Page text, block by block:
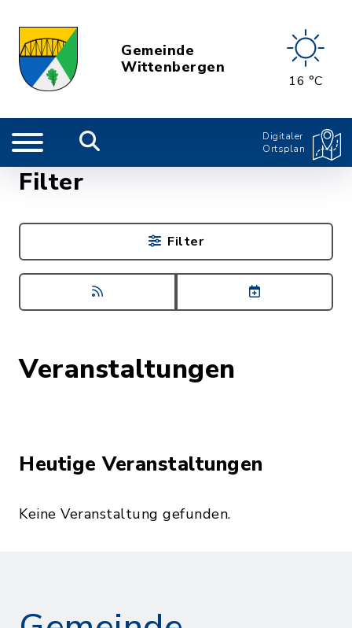
Gemeinde
Wittenbergen
16 °C
Digitaler
Ortsplan
Veranstaltungen
Heutige Veranstaltungen
Keine Veranstaltung gefunden.
Filter
Filter